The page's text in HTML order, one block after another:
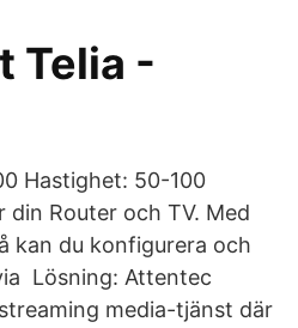
Telia -
Hastighet: 50-100
din Router och TV. Med
kan du konfigurera och
Lösning: Attentec
media-tjänst där